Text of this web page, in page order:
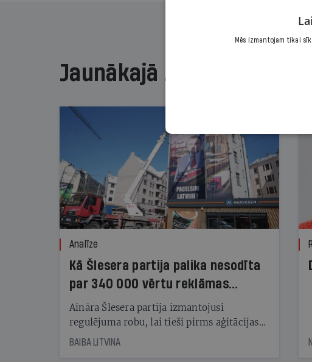
Jaunākajā žurnālā
Analīze
Kā Šlesera partija palika nesodīta
par 340 000 vērtu reklāmas
kampaņu
Aināra Šlesera partija izmantojusi
regulējuma robu, lai tieši pirms aģitācijas
starta izreklamētos par summu, kas
BAIBA LITVINA
Mēs izmantojam tikai